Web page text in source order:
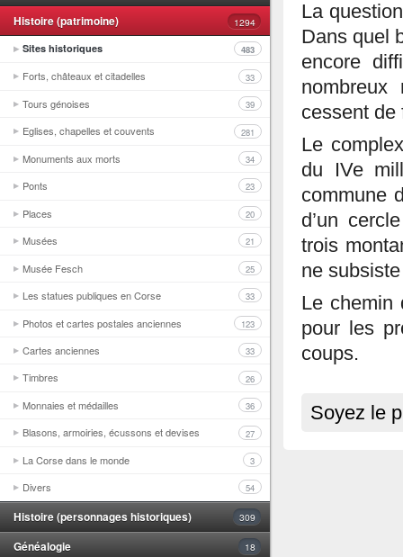
Histoire (patrimoine)
1294
Sites historiques
483
Forts, châteaux et citadelles 33
Tours génoises 39
Eglises, chapelles et couvents 281
Monuments aux morts 34
Ponts 23
Places 20
Musées 21
Musée Fesch 25
Les statues publiques en Corse 33
Photos et cartes postales anciennes 123
Cartes anciennes 33
Timbres 26
Monnaies et médailles 36
Blasons, armoiries, écussons et devises 27
La Corse dans le monde 3
Divers 54
Histoire (personnages historiques) 309
Généalogie 18
La
Dans quel
encore
cessent de
Le
du IVe
commune
d’un
trois
ne
Le chemin
pour les
coups.
Soyez le